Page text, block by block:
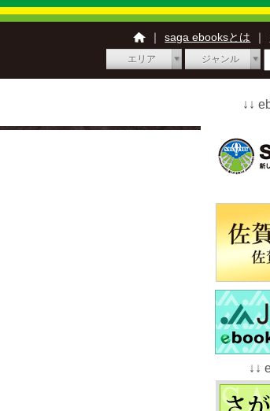
｜ saga ebooksとは ｜
エリア ジャンル
↓↓
↓↓